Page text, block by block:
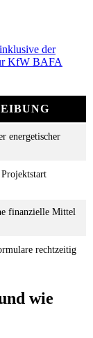
der
KfW BAFA
energetischer
finanzielle Mittel
rechtzeitig
wie